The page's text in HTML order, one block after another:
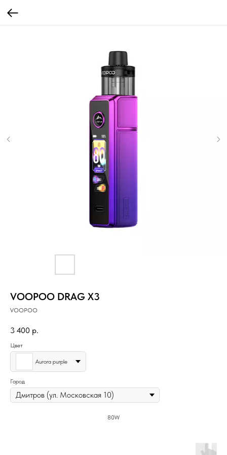
VOOPOO DRAG X3
VOOPOO
3 400 р.
Цвет
Aurora purple
Город
80W